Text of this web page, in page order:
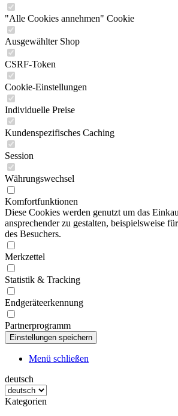
"Alle Cookies annehmen" Cookie
Ausgewählter Shop
CSRF-Token
Cookie-Einstellungen
Individuelle Preise
Kundenspezifisches Caching
Session
Währungswechsel
Komfortfunktionen
Diese Cookies werden genutzt um das
ansprechender zu gestalten, beispielsweise
des Besuchers.
Merkzettel
Statistik & Tracking
Endgeräteerkennung
Partnerprogramm
Menü schließen
deutsch
Kategorien